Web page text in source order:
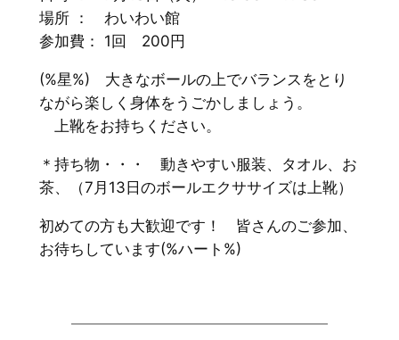
場所 ： わいわい館
参加費： 1回 200円
(%星%) 大きなボールの上でバランスをとり
ながら楽しく身体をうごかしましょう。
上靴をお持ちください。
＊持ち物・・・ 動きやすい服装、タオル、お
茶、（7月13日のボールエクササイズは上靴）
初めての方も大歓迎です！ 皆さんのご参加、
お待ちしています(%ハート%)